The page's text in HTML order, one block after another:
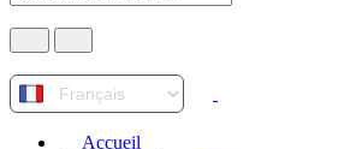
Accueil